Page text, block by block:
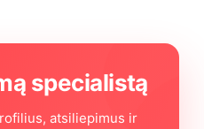
specialistą
atsiliepimus ir